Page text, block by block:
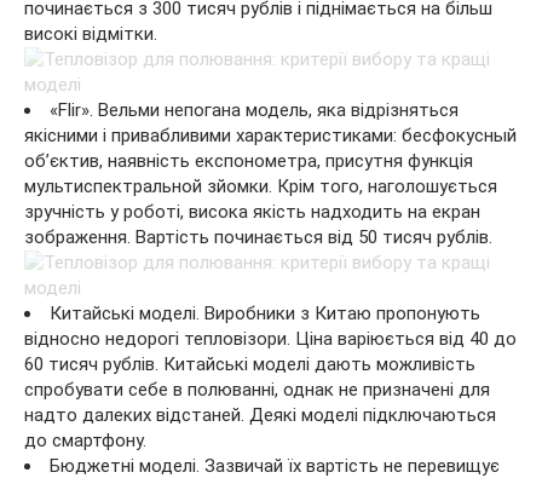
починається з 300 тисяч рублів і піднімається на більш
високі відмітки.
«Flir». Вельми непогана модель, яка відрізняться
якісними і привабливими характеристиками: бесфокусный
об’єктив, наявність експонометра, присутня функція
мультиспектральной зйомки. Крім того, наголошується
зручність у роботі, висока якість надходить на екран
зображення. Вартість починається від 50 тисяч рублів.
Китайські моделі. Виробники з Китаю пропонують
відносно недорогі тепловізори. Ціна варіюється від 40 до
60 тисяч рублів. Китайські моделі дають можливість
спробувати себе в полюванні, однак не призначені для
надто далеких відстаней. Деякі моделі підключаються
до смартфону.
Бюджетні моделі. Зазвичай їх вартість не перевищує